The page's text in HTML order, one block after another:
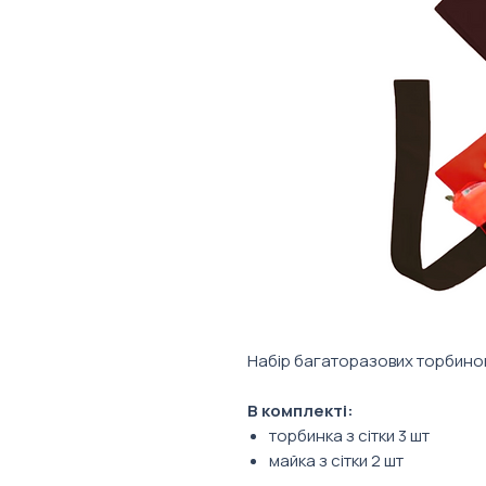
Набір багаторазових
В комплекті:
торбинка з сітки 3 шт
майка з сітки 2 шт